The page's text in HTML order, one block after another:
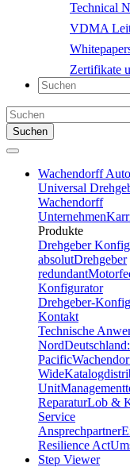
Technical
VDMA
Zertifikate
Suchen
Wachendorff
Universal
Wachendorff
Unternehmen
Produkte
Drehgeber
absolutDrehgeber
redundant
Konfigurator
Drehgeber-
Kontakt
Technische
Nord
Pacific
Wide
Unit
ReparaturLob &
Service
Ansprechpartner
Resilience Act
Step Viewer